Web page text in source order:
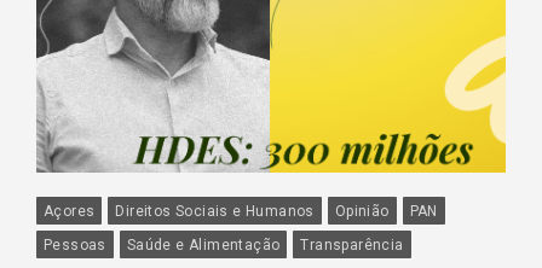
Açores Direitos Sociais e Humanos Opinião
PAN
Pessoas
Saúde e Alimentação Transparência